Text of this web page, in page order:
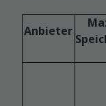
Anbieter